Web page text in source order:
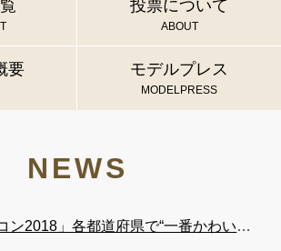
投票について
ABOUT
要 モデルプレス
MODELPRESS
NEWS
「女子高生ミスコン2018」各都道府県で“一番かわいい女子高生”を発表